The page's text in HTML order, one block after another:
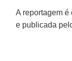
A reportagem
e publicada